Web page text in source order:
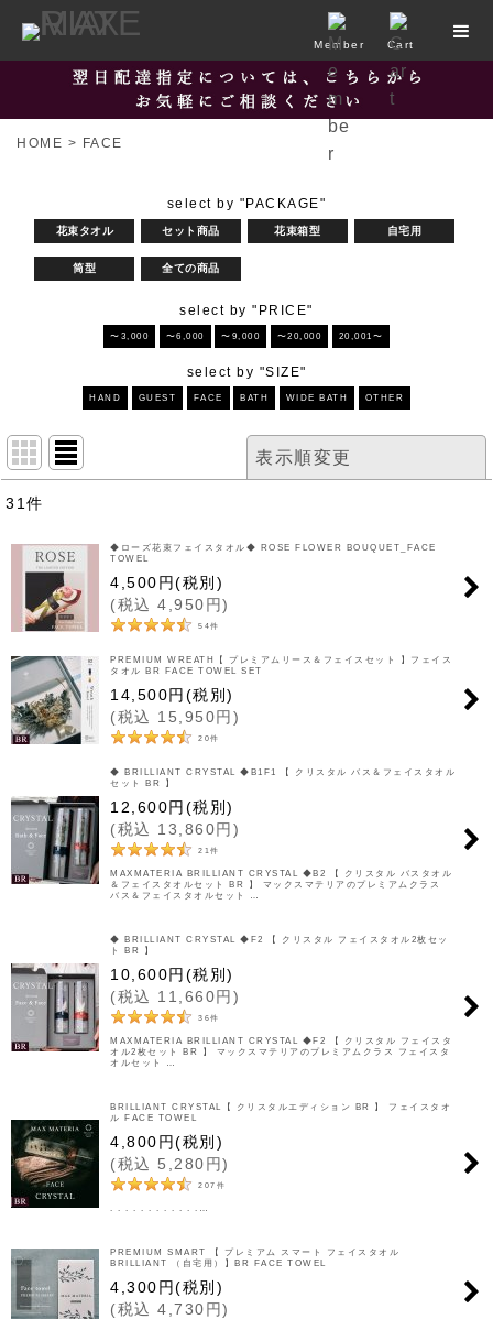
Member Cart
HOME > FACE
select by "PACKAGE"
花束タオル セット商品 花束箱型 自宅用
筒型 全ての商品
select by "PRICE"
〜3,000 〜6,000 〜9,000 〜20,000 20,001〜
select by "SIZE"
HAND GUEST FACE BATH WIDE BATH OTHER
表示順変更
表示数
並び順
絞り込む
31 件
◆ローズ花束フェイスタオル◆ ROSE FLOWER BOUQUET_FACE
TOWEL
4,500円(税別)
(税込 4,950 円)
54件
PREMIUM WREATH【 プレミアムリース＆フェイスセット 】フェイス
タオル BR FACE TOWEL SET
14,500円 (税別)
(税込 15,950円 )
20件
◆ BRILLIANT CRYSTAL ◆B1F1 【 クリスタル バス＆フェイスタオル
セット BR 】
12,600円 (税別)
(税込 13,860円 )
21 件
MAXMATERIA BRILLIANT CRYSTAL ◆B2 【 クリスタル バスタオル
＆フェイスタオルセット BR 】 マックスマテリアのプレミアムクラス
バス＆フェイスタオルセット …
◆ BRILLIANT CRYSTAL ◆F2 【 クリスタル フェイスタオル2枚セッ
ト BR 】
10,600円 (税別)
(税込 11,660円 )
36件
MAXMATERIA BRILLIANT CRYSTAL ◆F2 【 クリスタル フェイスタ
オル2枚セット BR 】 マックスマテリアのプレミアムクラス フェイスタ
オルセット …
BRILLIANT CRYSTAL【 クリスタルエディション BR 】 フェイスタオ
ル FACE TOWEL
4,800円(税別)
(税込 5,280 円)
207 件
. . . . . . . . . . . .…
PREMIUM SMART 【 プレミアム スマート フェイスタオル
BRILLIANT （自宅用）】BR FACE TOWEL
4,300円(税別)
(税込 4,730 円)